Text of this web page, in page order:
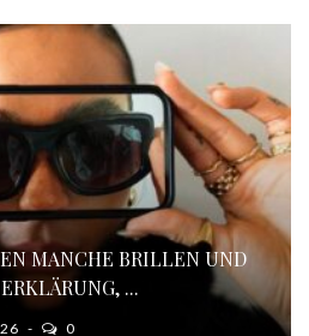
MANCHE BRILLEN UND
...
0